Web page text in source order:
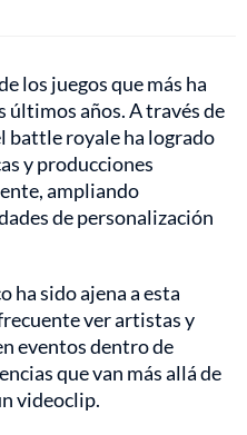
los juegos que más ha
últimos años. A través de
battle royale ha logrado
y producciones
ampliando
de personalización
ha sido ajena a esta
ver artistas y
eventos dentro de
que van más allá de
videoclip.